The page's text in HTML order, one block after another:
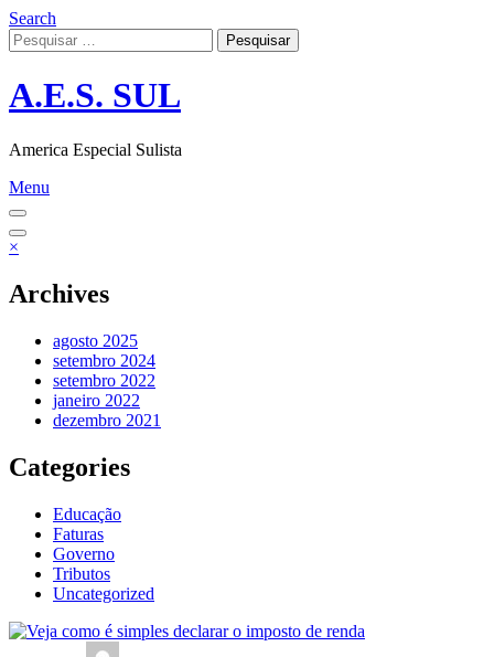
Skip
to
content
Search
Pesquisar
por:
A.E.S. SUL
America Especial Sulista
Menu
×
Archives
agosto 2025
setembro 2024
setembro 2022
janeiro 2022
dezembro 2021
Categories
Educação
Faturas
Governo
Tributos
Uncategorized